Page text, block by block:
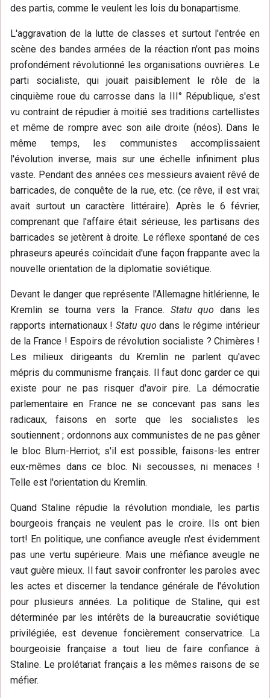
des partis, comme le veulent les lois du bonapartisme.
L'aggravation de la lutte de classes et surtout l'entrée en
scène des bandes armées de la réaction n'ont pas moins
profondément révolutionné les organisations ouvrières. Le
parti socialiste, qui jouait paisiblement le rôle de la
cinquième roue du carrosse dans la III° République, s'est
vu contraint de répudier à moitié ses traditions cartellistes
et même de rompre avec son aile droite (néos). Dans le
même temps, les communistes accomplissaient
l'évolution inverse, mais sur une échelle infiniment plus
vaste. Pendant des années ces messieurs avaient rêvé de
barricades, de conquête de la rue, etc. (ce rêve, il est vrai;
avait surtout un caractère littéraire). Après le 6 février,
comprenant que l'affaire était sérieuse, les partisans des
barricades se jetèrent à droite. Le réflexe spontané de ces
phraseurs apeurés coïncidait d'une façon frappante avec la
nouvelle orientation de la diplomatie soviétique.
Devant le danger que représente l'Allemagne hitlérienne, le
Kremlin se tourna vers la France. Statu quo dans les
rapports internationaux ! Statu quo dans le régime intérieur
de la France ! Espoirs de révolution socialiste ? Chimères !
Les milieux dirigeants du Kremlin ne parlent qu'avec
mépris du communisme français. Il faut donc garder ce qui
existe pour ne pas risquer d'avoir pire. La démocratie
parlementaire en France ne se concevant pas sans les
radicaux, faisons en sorte que les socialistes les
soutiennent ; ordonnons aux communistes de ne pas gêner
le bloc Blum-Herriot; s'il est possible, faisons-les entrer
eux-mêmes dans ce bloc. Ni secousses, ni menaces !
Telle est l'orientation du Kremlin.
Quand Staline répudie la révolution mondiale, les partis
bourgeois français ne veulent pas le croire. Ils ont bien
tort! En politique, une confiance aveugle n'est évidemment
pas une vertu supérieure. Mais une méfiance aveugle ne
vaut guère mieux. Il faut savoir confronter les paroles avec
les actes et discerner la tendance générale de l'évolution
pour plusieurs années. La politique de Staline, qui est
déterminée par les intérêts de la bureaucratie soviétique
privilégiée, est devenue foncièrement conservatrice. La
bourgeoisie française a tout lieu de faire confiance à
Staline. Le prolétariat français a les mêmes raisons de se
méfier.